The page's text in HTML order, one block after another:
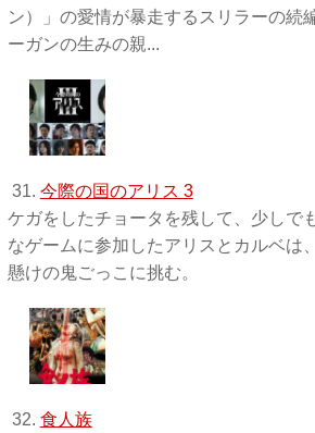
ン）」の愛情が暴走するスリラーの続
ーガンの生みの親...
31. 今際の国のアリス 3
ケガをしたチョータを残して、少しで
なゲームに参加したアリスとカルベは
懸けの鬼ごっこに挑む。
32. 食人族